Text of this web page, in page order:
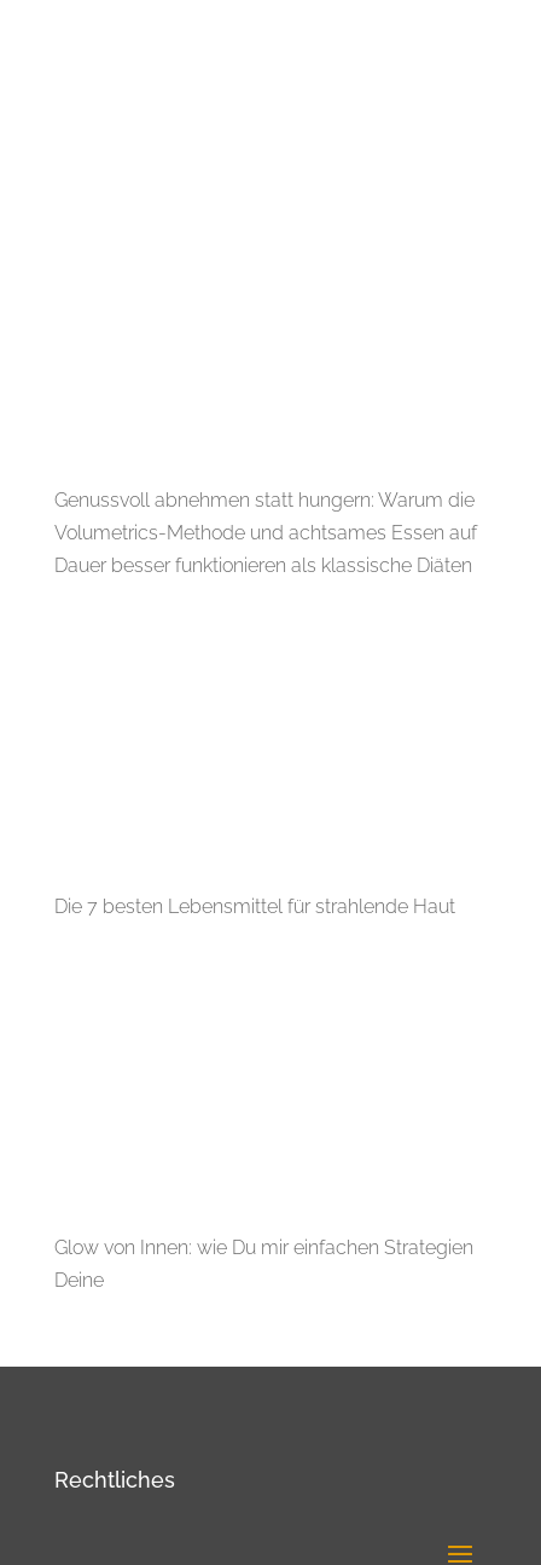
Genussvoll abnehmen statt hungern: Warum die
Volumetrics-Methode und achtsames Essen auf
Dauer besser funktionieren als klassische Diäten
Die 7 besten Lebensmittel für strahlende Haut
Glow von Innen: wie Du mir einfachen Strategien
Deine
Rechtliches